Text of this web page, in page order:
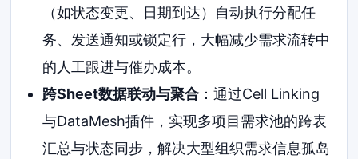
（如状态变更、日期到达）自动执行分配任
务、发送通知或锁定行，大幅减少需求流转中
的人工跟进与催办成本。
跨Sheet数据联动与聚合：通过Cell Linking
与DataMesh插件，实现多项目需求池的跨表
汇总与状态同步，解决大型组织需求信息孤岛